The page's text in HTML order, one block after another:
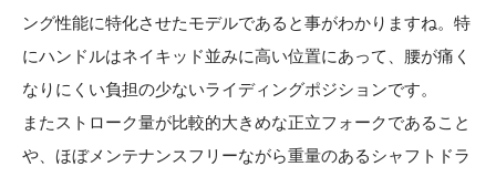
ング性能に特化させたモデルであると事がわかりますね。特
にハンドルはネイキッド並みに高い位置にあって、腰が痛く
なりにくい負担の少ないライディングポジションです。
またストローク量が比較的大きめな正立フォークであること
や、ほぼメンテナンスフリーながら重量のあるシャフトドラ